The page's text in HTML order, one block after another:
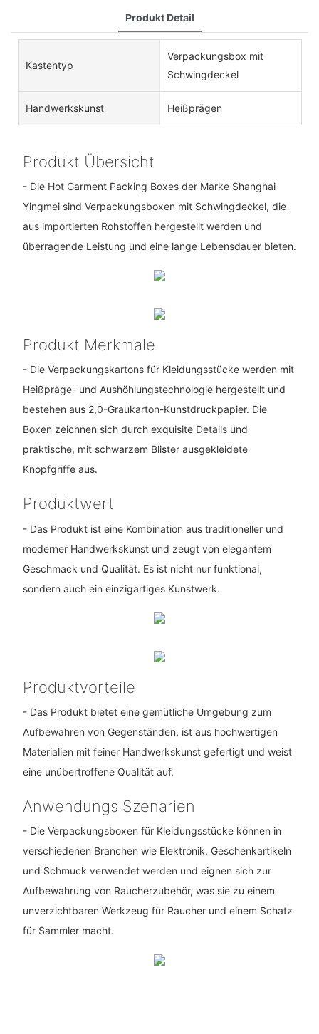
Produkt Detail
Kastentyp
Verpackungsbox mit
Schwingdeckel
Handwerkskunst Heißprägen
Produkt Übersicht
- Die Hot Garment Packing Boxes der Marke Shanghai
Yingmei sind Verpackungsboxen mit Schwingdeckel, die
aus importierten Rohstoffen hergestellt werden und
überragende Leistung und eine lange Lebensdauer bieten.
Produkt Merkmale
- Die Verpackungskartons für Kleidungsstücke werden mit
Heißpräge- und Aushöhlungstechnologie hergestellt und
bestehen aus 2,0-Graukarton-Kunstdruckpapier. Die
Boxen zeichnen sich durch exquisite Details und
praktische, mit schwarzem Blister ausgekleidete
Knopfgriffe aus.
Produktwert
- Das Produkt ist eine Kombination aus traditioneller und
moderner Handwerkskunst und zeugt von elegantem
Geschmack und Qualität. Es ist nicht nur funktional,
sondern auch ein einzigartiges Kunstwerk.
Produktvorteile
- Das Produkt bietet eine gemütliche Umgebung zum
Aufbewahren von Gegenständen, ist aus hochwertigen
Materialien mit feiner Handwerkskunst gefertigt und weist
eine unübertroffene Qualität auf.
Anwendungs Szenarien
- Die Verpackungsboxen für Kleidungsstücke können in
verschiedenen Branchen wie Elektronik, Geschenkartikeln
und Schmuck verwendet werden und eignen sich zur
Aufbewahrung von Raucherzubehör, was sie zu einem
unverzichtbaren Werkzeug für Raucher und einem Schatz
für Sammler macht.